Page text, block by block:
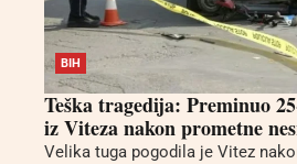
BIH
Teška tragedija: Preminuo
iz Viteza nakon prometne
Velika tuga pogodila je Vitez